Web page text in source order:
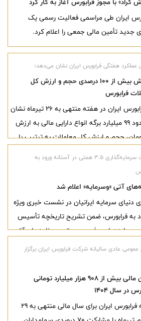
ایران طی مراسمی فعالیت رسمی یک
جدید تأمین مالی جمعی را اعلام کرد.
عملکرد هفتگی فرابورس ایران نشان می‌دهد؛
افزایش بیش از 100 درصدی حجم و ارزش کل
فرابورس
بررسی کارنامه معاملاتی فرابورس ایران در هفته منتهی به ۲۶ تیرماه نشان
می‌دهد که با جابه‌جایی حدود ۹۹ میلیارد برگه انواع دارایی مالی به ارزش
تومان، حجم و ارزش کل معاملات به ترتیب با
شرکت سرمایه‌گذاری ۳.۵ همتی در آستانه ورود به
آتی «وسرمایه» اعلام شد
دنیای سرمایه ایرانیان در نشست خبری ویژه
به فرابورس، ضمن تشریح تاریخچه تأسیس
را معرفی و مهم‌ترین برنامه‌های آتی
عادی سالیانه شرکت فرابورس ایران برگزار
تامین مالی بیش از ۹۰۸ هزار میلیارد تومانی
در سال ۱۴۰۴
مجمع عمومی عادی سالیانه فرابورس ایران برای سال مالی منتهی به ۲۹